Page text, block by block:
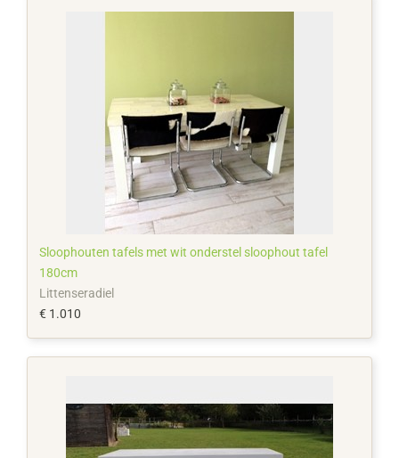
Sloophouten tafels met wit onderstel sloophout tafel
180cm
Littenseradiel
€ 1.010